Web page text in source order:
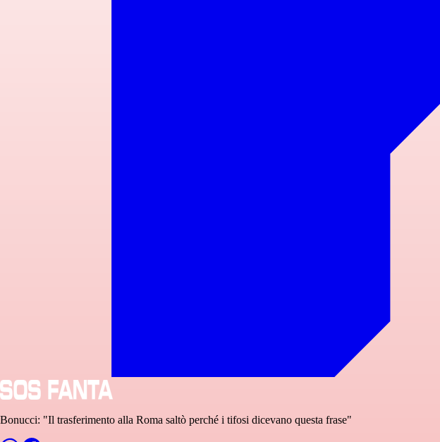
Bonucci: "Il trasferimento alla Roma saltò perché i tifosi dicevano questa frase"